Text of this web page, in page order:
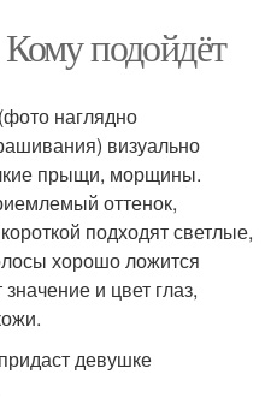
Кому подойдёт
наглядно
визуально
прыщи, морщины.
оттенок,
подходят светлые,
хорошо ложится
и цвет глаз,
девушке